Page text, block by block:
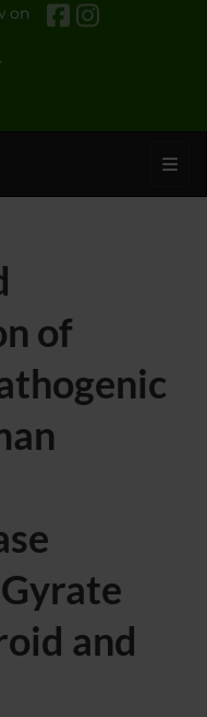
on
of
and